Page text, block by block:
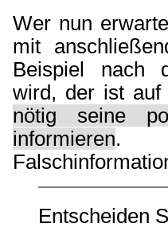
Wer nun
mit
Beispiel nach
wird, der ist auf
nötig seine
informieren.
Entscheiden